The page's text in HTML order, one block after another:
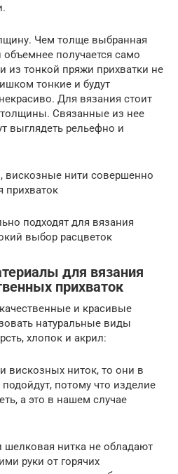
Чем толще выбранная
получается само
из тонкой пряжи прихватки не
тонкие и будут
Для вязания стоит
Связанные из нее
выглядеть рельефно и
вискозные нити совершенно
прихваток
подходят для вязания
выбор расцветок
для вязания
прихваток
и красивые
натуральные виды
хлопок и акрил:
вискозных ниток, то они в
потому что изделие
а это в нашем случае
шелковая нитка не обладают
руки от горячих